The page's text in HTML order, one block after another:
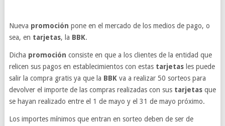
Nueva promoción pone en el mercado de los medios de pago, o
sea, en tarjetas, la BBK.
Dicha promoción consiste en que a los clientes de la entidad que
relicen sus pagos en establecimientos con estas tarjetasles puede
salir la compra gratis ya que la BBKva a realizar 50 sorteos para
devolver el importe de las compras realizadas con sus tarjetasque
se hayan realizado entre el 1 de mayo y el 31 de mayo próximo.
Los importes mínimos que entran en sorteo deben de ser de